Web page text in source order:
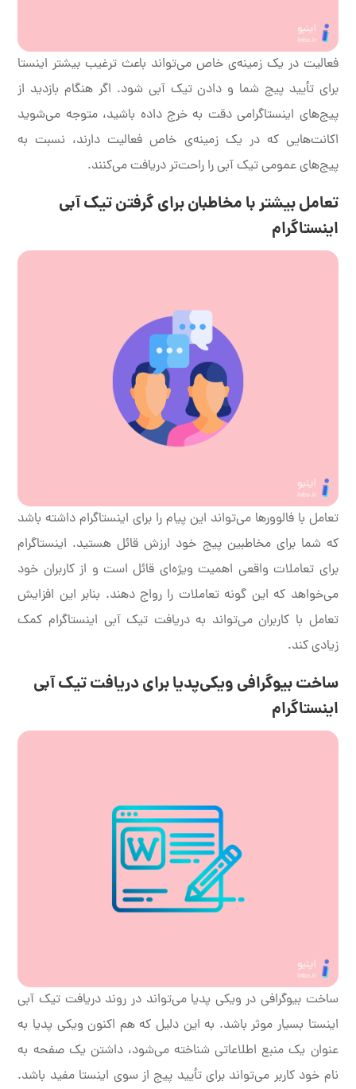
فعالیت در یک زمینه‌ی خاص می‌تواند باعث ترغیب بیشتر اینستا
برای تأیید پیج شما و دادن تیک آبی شود. اگر هنگام بازدید از
پیج‌های اینستاگرامی دقت به خرج داده باشید، متوجه می‌شوید
اکانت‌هایی که در یک زمینه‌ی خاص فعالیت دارند، نسبت به
پیج‌های عمومی تیک آبی را راحت‌تر دریافت می‌کنند.
تعامل بیشتر با مخاطبان برای گرفتن تیک آبی
اینستاگرام
تعامل با فالوورها می‌تواند این پیام را برای اینستاگرام داشته باشد
که شما برای مخاطبین پیج خود ارزش قائل هستید. اینستاگرام
برای تعاملات واقعی اهمیت ویژه‌ای قائل است و از کاربران خود
می‌خواهد که این گونه تعاملات را رواج دهند. بنابر این افزایش
تعامل با کاربران می‌تواند به دریافت تیک آبی اینستاگرام کمک
زیادی کند.
ساخت بیوگرافی ویکی‌پدیا برای دریافت تیک آبی
اینستاگرام
ساخت بیوگرافی در ویکی پدیا می‌تواند در روند دریافت تیک آبی
اینستا بسیار موثر باشد. به این دلیل که هم اکنون ویکی پدیا به
عنوان یک منبع اطلاعاتی شناخته می‌شود، داشتن یک صفحه به
نام خود کاربر می‌تواند برای تأیید پیج از سوی اینستا مفید باشد.